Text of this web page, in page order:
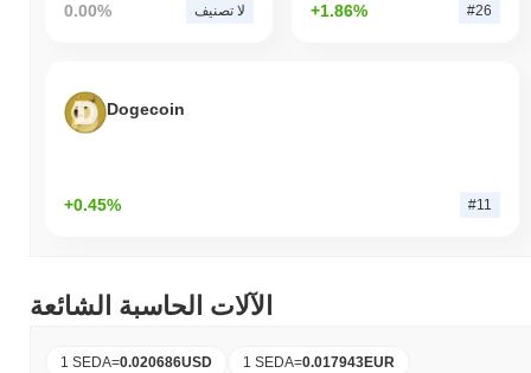
0.00% لا تصنيف +1.86% #26
Dogecoin
+0.45% #11
الآلات الحاسبة الشائعة
1 SEDA=0.020686USD 1 SEDA=0.017943EUR